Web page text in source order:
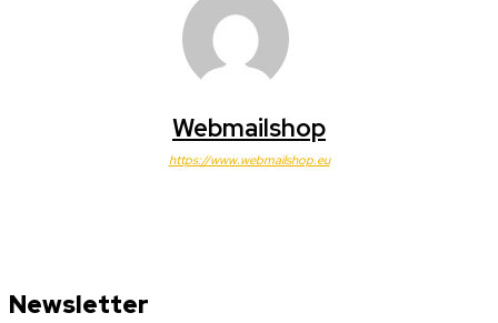
Webmailshop
https://www.webmailshop.eu
Newsletter